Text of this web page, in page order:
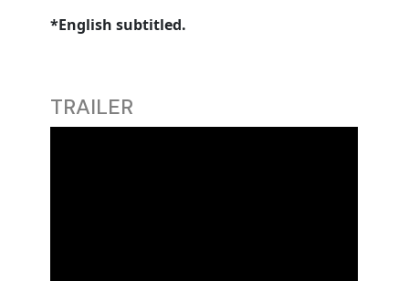
*English subtitled.
TRAILER